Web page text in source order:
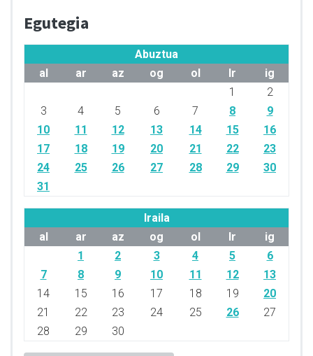
Egutegia
Abuztua
al
ar az og ol lr
ig
1
2
3
4 5 6 7 8
9
10
11 12 13 14 15
16
17
18 19 20 21 22
23
24
25 26 27 28 29
30
31
Iraila
al
ar az og ol lr
ig
1
2 3 4 5
6
7
8 9 10 11 12
13
14
15 16 17 18 19
20
21
22 23 24 25 26
27
28
29 30